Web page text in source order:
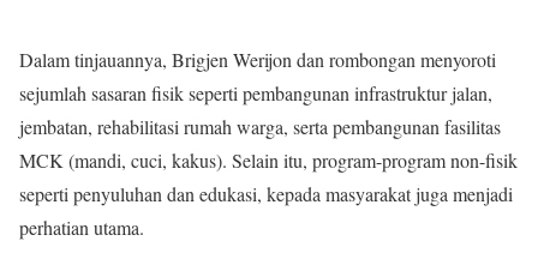
Dalam tinjauannya, Brigjen Werijon dan rombongan menyoroti
sejumlah sasaran fisik seperti pembangunan infrastruktur jalan,
jembatan, rehabilitasi rumah warga, serta pembangunan fasilitas
MCK (mandi, cuci, kakus). Selain itu, program-program non-fisik
seperti penyuluhan dan edukasi, kepada masyarakat juga menjadi
perhatian utama.